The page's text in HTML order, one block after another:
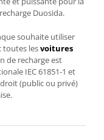
Duosida.
souhaite utiliser
toutes lesvoitures
de recharge est
IEC 61851-1 et
(public ou privé)